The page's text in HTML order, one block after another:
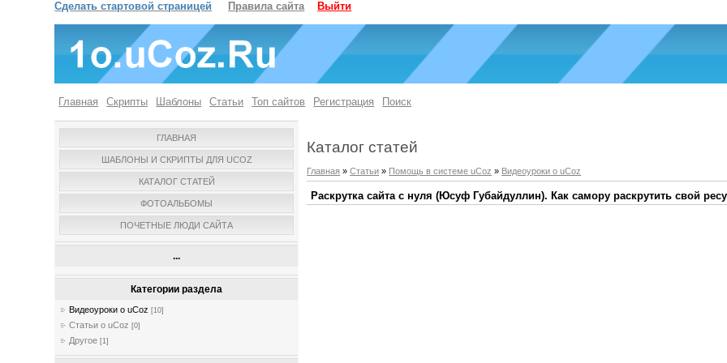
Сделать стартовой страницей Правила сайта Выйти
Главная Скрипты Шаблоны Статьи Топ сайтов Регистрация Поиск
ГЛАВНАЯ
ШАБЛОНЫ И СКРИПТЫ ДЛЯ UCOZ
КАТАЛОГ СТАТЕЙ
ФОТОАЛЬБОМЫ
ПОЧЕТНЫЕ ЛЮДИ САЙТА
...
Категории раздела
Видеоуроки о uCoz [10]
Статьи о uCoz [0]
Другое [1]
Каталог статей
Главная »Статьи » Помощь в системе uCoz » Видеоуроки о uCoz
Раскрутка сайта с нуля (Юсуф Губайдуллин). Как самору раскрутить свой